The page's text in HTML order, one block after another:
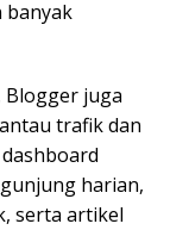
banyak
Blogger juga
trafik dan
harian,
serta artikel